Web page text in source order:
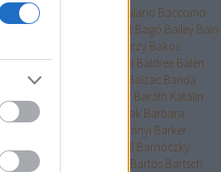
Baccalario Baccomo
Baehr Baggot Bagó Bailey Bain
Bakóczy Bakos
krimik
Baldini Baldree Balen
ErikaBallard Balzac Banda
Bán Mór Baráth Katalin
Viktória
Barátnak tartalak Barbara
Bárkányi Barker
Barnard Barnhill Barnóczky
Barreau Bartos Bartsch